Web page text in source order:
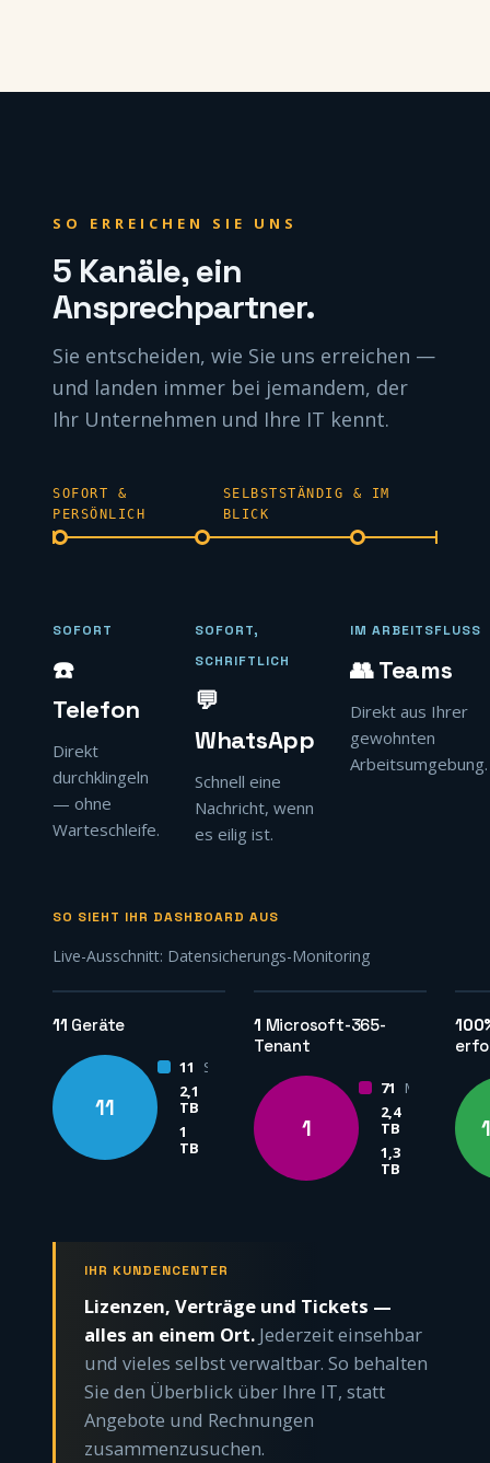
SO ERREICHEN SIE UNS
5 Kanäle, ein
Ansprechpartner.
Sie entscheiden, wie Sie uns erreichen —
und landen immer bei jemandem, der
Ihr Unternehmen und Ihre IT kennt.
SOFORT &
PERSÖNLICH
SELBSTSTÄNDIG & IM
BLICK
SOFORT
☎️
Telefon
Direkt
durchklingeln
— ohne
Warteschleife.
SOFORT,
SCHRIFTLICH
💬
WhatsApp
Schnell eine
Nachricht, wenn
es eilig ist.
IM ARBEITSFLUSS
👥 Teams
Direkt aus Ihrer
gewohnten
Arbeitsumgebung.
SO SIEHT IHR DASHBOARD AUS
Live-Ausschnitt: Datensicherungs-Monitoring
11 Geräte
11
11
2,1
TB
ausgewählt
1
TB
1 Microsoft-365-
Tenant
1
71
2,4
TB
ausgewählt
1,3
TB
IHR KUNDENCENTER
Lizenzen, Verträge und Tickets —
alles an einem Ort. Jederzeit einsehbar
und vieles selbst verwaltbar. So behalten
Sie den Überblick über Ihre IT, statt
Angebote und Rechnungen
zusammenzusuchen.